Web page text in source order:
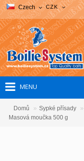
Czech CZK
MENU
Domů » Sypké přísady »
Masová moučka 500 g